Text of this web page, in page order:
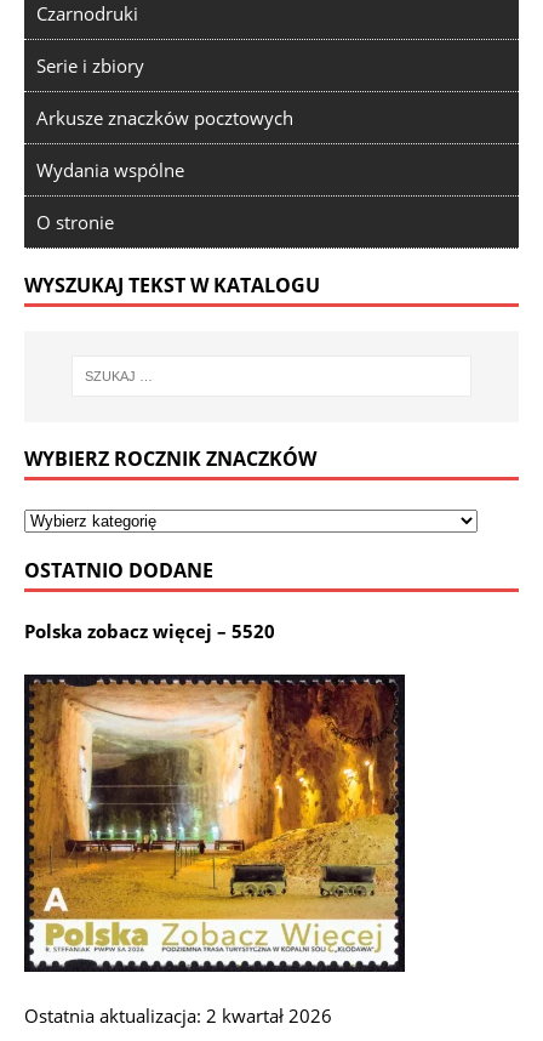
Czarnodruki
Serie i zbiory
Arkusze znaczków pocztowych
Wydania wspólne
O stronie
WYSZUKAJ TEKST W KATALOGU
WYBIERZ ROCZNIK ZNACZKÓW
OSTATNIO DODANE
Polska zobacz więcej – 5520
Ostatnia aktualizacja: 2 kwartał 2026